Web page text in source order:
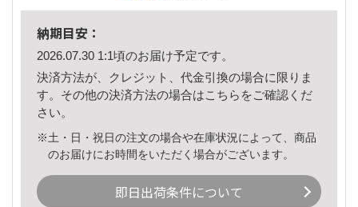
納期目安：
2026.07.30 1:1頃のお届け予定です。
決済方法が、クレジット、代金引換の場合に限りま
す。その他の決済方法の場合はこちら をご確認くだ
さい。
※土・日・祝日の注文の場合や在庫状況によって、商品
のお届けにお時間をいただく場合がございます。
即日出荷条件について